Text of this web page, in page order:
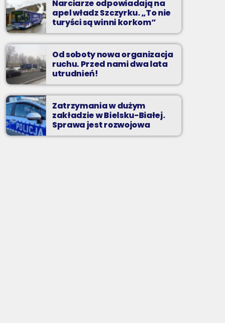
Narciarze odpowiadają na
apel władz Szczyrku. „To nie
turyści są winni korkom”
Od soboty nowa organizacja
ruchu. Przed nami dwa lata
utrudnień!
Zatrzymania w dużym
zakładzie w Bielsku-Białej.
Sprawa jest rozwojowa